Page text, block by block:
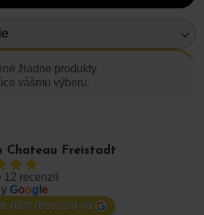
žiadne produkty
vášmu výberu.
Chateau Freistadt
12 recenzií
Goog e
nám recenziu na